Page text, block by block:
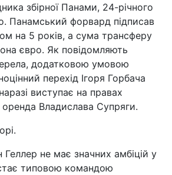
збірної Панами, 24-річного
Панамський форвард підписав
на 5 років, а сума трансферу
євро. Як повідомляють
додатковою умовою
перехід Ігоря Горбача
виступає на правах
Владислава Супряги.
не має значних амбіцій у
типовою командою